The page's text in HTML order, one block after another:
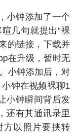
钟添加了一个
几句就提出“裸
的链接，下载并
在升级，暂时无
小钟添加后，对
小钟在视频裸聊1
小钟瞬间背后发
还有其通讯录里
方以照片要挟转